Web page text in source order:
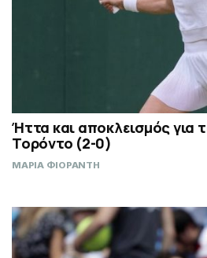
Ήττα και αποκλεισμός για
Τορόντο (2-0)
ΜΑΡΙΑ ΦΙΟΡΑΝΤΗ